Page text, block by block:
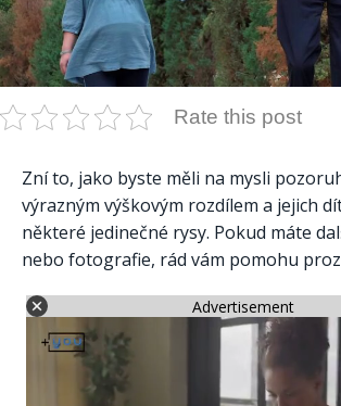
Rate this post
Zní to, jako byste měli na mysli
výrazným výškovým rozdílem a jejich
některé jedinečné rysy. Pokud máte
nebo fotografie, rád vám pomohu
Advertisement